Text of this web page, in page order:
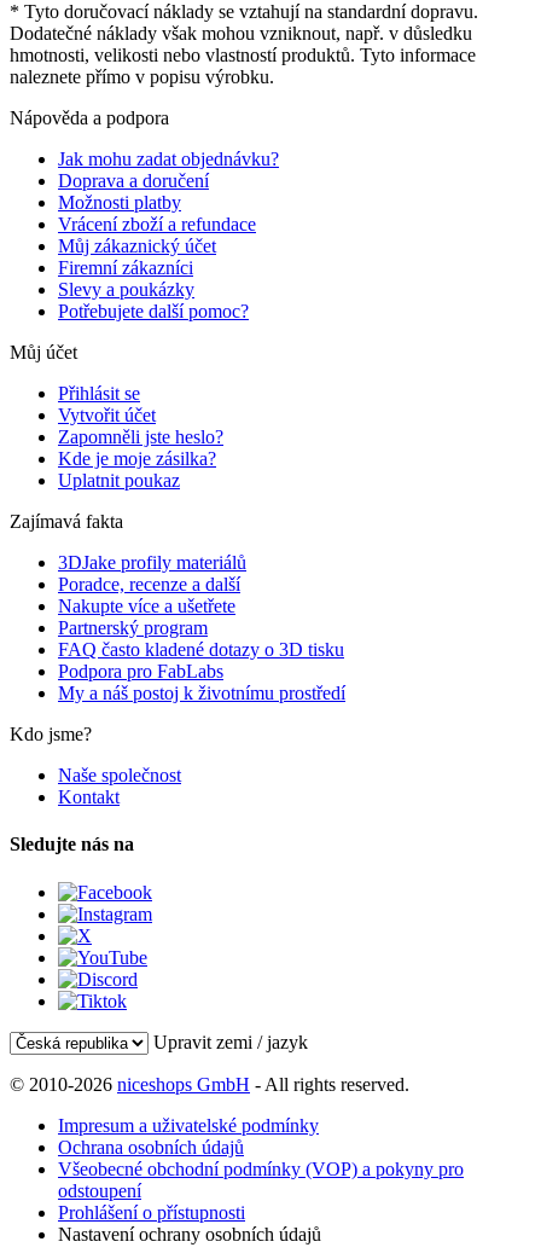
* Tyto doručovací náklady se vztahují na standardní dopravu.
Dodatečné náklady však mohou vzniknout, např. v důsledku
hmotnosti, velikosti nebo vlastností produktů. Tyto informace
naleznete přímo v popisu výrobku.
Nápověda a podpora
Jak mohu zadat objednávku?
Doprava a doručení
Možnosti platby
Vrácení zboží a refundace
Můj zákaznický účet
Firemní zákazníci
Slevy a poukázky
Potřebujete další pomoc?
Můj účet
Přihlásit se
Vytvořit účet
Zapomněli jste heslo?
Kde je moje zásilka?
Uplatnit poukaz
Zajímavá fakta
3DJake profily materiálů
Poradce, recenze a další
Nakupte více a ušetřete
Partnerský program
FAQ často kladené dotazy o 3D tisku
Podpora pro FabLabs
My a náš postoj k životnímu prostředí
Kdo jsme?
Naše společnost
Kontakt
Sledujte nás na
Upravit zemi / jazyk
© 2010-2026 niceshops GmbH - All rights reserved.
Impresum a uživatelské podmínky
Ochrana osobních údajů
Všeobecné obchodní podmínky (VOP) a pokyny pro
odstoupení
Prohlášení o přístupnosti
Nastavení ochrany osobních údajů